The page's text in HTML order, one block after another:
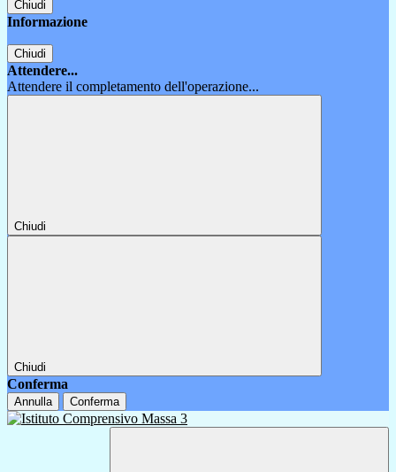
Chiudi
Informazione
Chiudi
Attendere...
Attendere il completamento dell'operazione...
Chiudi
Chiudi
Conferma
Annulla Conferma